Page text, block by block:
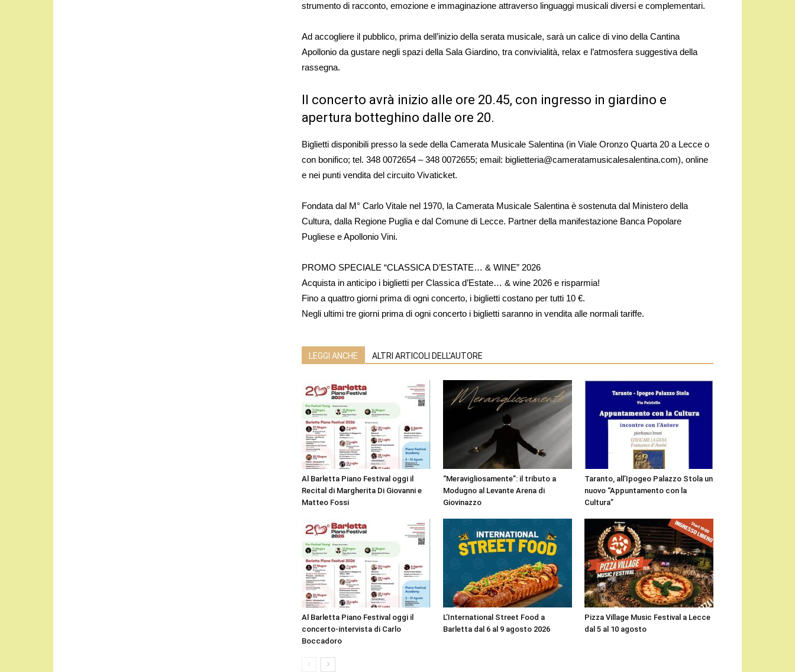
strumento di racconto, emozione e immaginazione attraverso linguaggi musicali diversi e complementari.
Ad accogliere il pubblico, prima dell’inizio della serata musicale, sarà un calice di vino della Cantina
Apollonio da gustare negli spazi della Sala Giardino, tra convivialità, relax e l’atmosfera suggestiva della
rassegna.
Il concerto avrà inizio alle ore 20.45, con ingresso in giardino e
apertura botteghino dalle ore 20.
Biglietti disponibili presso la sede della Camerata Musicale Salentina (in Viale Oronzo Quarta 20 a Lecce o
con bonifico; tel. 348 0072654 – 348 0072655; email: biglietteria@cameratamusicalesalentina.com), online
e nei punti vendita del circuito Vivaticket.
Fondata dal M° Carlo Vitale nel 1970, la Camerata Musicale Salentina è sostenuta dal Ministero della
Cultura, dalla Regione Puglia e dal Comune di Lecce. Partner della manifestazione Banca Popolare
Pugliese e Apollonio Vini.
PROMO SPECIALE “CLASSICA D’ESTATE… & WINE” 2026
Acquista in anticipo i biglietti per Classica d’Estate… & wine 2026 e risparmia!
Fino a quattro giorni prima di ogni concerto, i biglietti costano per tutti 10 €.
Negli ultimi tre giorni prima di ogni concerto i biglietti saranno in vendita alle normali tariffe.
LEGGI ANCHE ALTRI ARTICOLI DELL'AUTORE
Al Barletta Piano Festival oggi il
Recital di Margherita Di Giovanni e
Matteo Fossi
“Meravigliosamente”: il tributo a
Modugno al Levante Arena di
Giovinazzo
Taranto, all’Ipogeo Palazzo Stola un
nuovo “Appuntamento con la
Cultura”
Al Barletta Piano Festival oggi il
concerto-intervista di Carlo
Boccadoro
L’International Street Food a
Barletta dal 6 al 9 agosto 2026
Pizza Village Music Festival a Lecce
dal 5 al 10 agosto